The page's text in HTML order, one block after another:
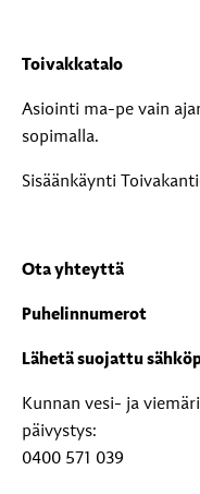
Toivakkatalo
Asiointi ma-pe vain
sopimalla.
Sisäänkäynti
Ota yhteyttä
Puhelinnumerot
Lähetä suojattu
Kunnan vesi- ja
päivystys:
0400 571 039